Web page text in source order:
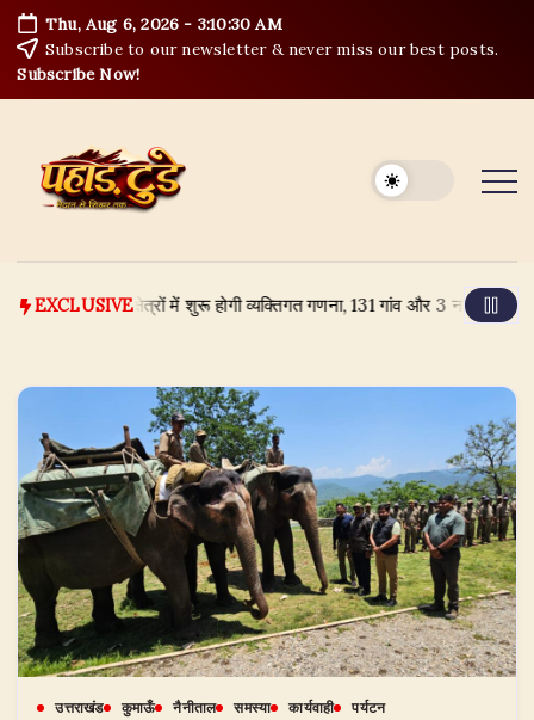
Skip
to
content
Thu, Aug 6, 2026 - 3:10:31 AM
Subscribe to our newsletter & never miss our best posts.
Subscribe Now!
EXCLUSIVE
बाउंड क्षेत्रों में शुरू होगी व्यक्तिगत गणना, 131 गांव और 3 नगर पंचायत शामिल
उत्तराखंड कुमाऊँ नैनीताल समस्या कार्यवाही पर्यटन